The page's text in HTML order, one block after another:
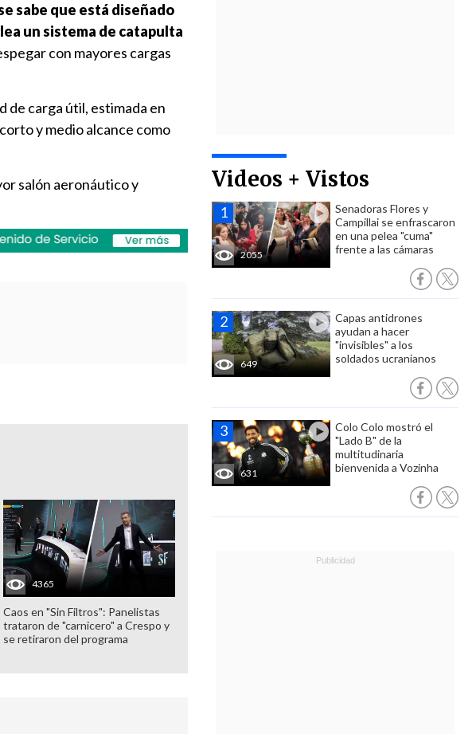
Videos + Vistos
2055
Senadoras Flores y
Campillai se enfrascaron
en una pelea "cuma"
frente a las cámaras
649
Capas antidrones
ayudan a hacer
"invisibles" a los
soldados ucranianos
631
Colo Colo mostró el
"Lado B" de la
multitudinaria
bienvenida a Vozinha
sabe que está diseñado
un sistema de catapulta
con mayores cargas
de carga útil, estimada en
y medio alcance como
salón aeronáutico y
4365
Caos en "Sin Filtros": Panelistas
trataron de "carnicero" a Crespo y
se retiraron del programa